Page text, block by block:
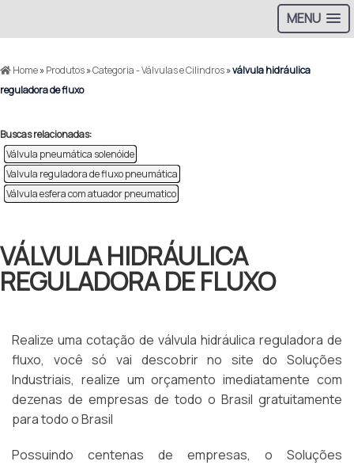
MENU
Home»Produtos»Categoria - Válvulas e Cilindros»válvula hidráulica
reguladora de fluxo
Buscas relacionadas:
Válvula pneumática solenóide
Valvula reguladora de fluxo pneumática
Válvula esfera com atuador pneumatico
VÁLVULA HIDRÁULICA
REGULADORA DE FLUXO
Realize uma cotação de válvula hidráulica reguladora de
fluxo, você só vai descobrir no site do Soluções
Industriais, realize um orçamento imediatamente com
dezenas de empresas de todo o Brasil gratuitamente
para todo o Brasil
Possuindo centenas de empresas, o Soluções